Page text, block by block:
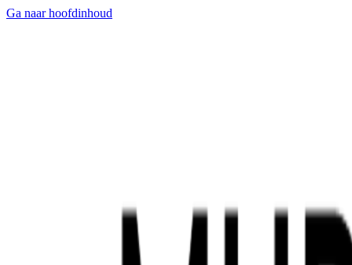
Ga naar hoofdinhoud